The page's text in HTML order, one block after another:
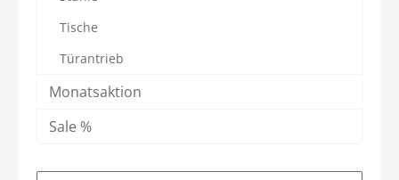
Tische
Türantrieb
Monatsaktion
Sale %